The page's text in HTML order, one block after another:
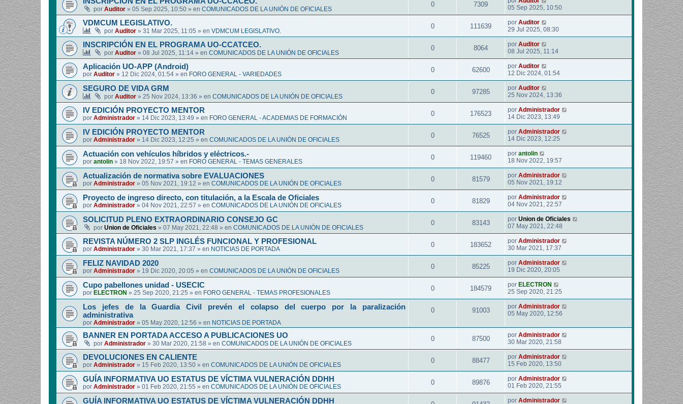
por Auditor » 05 Sep 2025, 10:50 » en COMUNICADOS DE LA UNIÓN DE OFICIALES
0 7309
05 Sep 2025, 10:50
VDMCUM LEGISLATIVO.
por Auditor » 31 Mar 2025, 11:05 » en VDMCUM LEGISLATIVO.
0 111639 por Auditor
29 Jul 2025, 08:30
INSCRIPCIÓN EN EL PROGRAMA UO-CCATCEO.
por Auditor » 08 Jul 2025, 11:14 » en COMUNICADOS DE LA UNIÓN DE OFICIALES
0 8064 por Auditor
08 Jul 2025, 11:14
Aplicación UO-APP (Android)
por Auditor » 12 Dic 2024, 01:54 » en FORO GENERAL - VARIEDADES
0 62600 por Auditor
12 Dic 2024, 01:54
SEGURO DE VIDA GRM
por Auditor » 25 Nov 2024, 13:36 » en COMUNICADOS DE LA UNIÓN DE OFICIALES
0 97285 por Auditor
25 Nov 2024, 13:36
IV EDICIÓN PROYECTO MENTOR
por Administrador » 14 Dic 2023, 13:49 » en FORO GENERAL - ACADEMIAS DE FORMACIÓN
0 176523 por Administrador
14 Dic 2023, 13:49
IV EDICIÓN PROYECTO MENTOR
por Administrador » 14 Dic 2023, 12:25 » en COMUNICADOS DE LA UNIÓN DE OFICIALES
0 76525 por Administrador
14 Dic 2023, 12:25
Actuación con vehículos híbridos y eléctricos.-
por antolin » 18 Nov 2022, 19:57 » en FORO GENERAL - TEMAS GENERALES
0 119460 por antolin
18 Nov 2022, 19:57
Actualización de normativa sobre EVALUACIONES
por Administrador » 05 Nov 2021, 19:12 » en COMUNICADOS DE LA UNIÓN DE OFICIALES
0 81579 por Administrador
05 Nov 2021, 19:12
Proyecto de ingreso directo, con titulación, a la Escala de Oficiales
por Administrador » 04 Nov 2021, 22:57 » en COMUNICADOS DE LA UNIÓN DE OFICIALES
0 81829 por Administrador
04 Nov 2021, 22:57
SOLICITUD PLENO EXTRAORDINARIO CONSEJO GC
por Union de Oficiales » 07 May 2021, 22:48 » en COMUNICADOS DE LA UNIÓN DE OFICIALES
0 83143 por Union de Oficiales
07 May 2021, 22:48
REVISTA NÚMERO 2 SLP INGLÉS FUNCIONAL Y PROFESIONAL
por Administrador » 30 Mar 2021, 17:37 » en NOTICIAS DE PORTADA
0 183652 por Administrador
30 Mar 2021, 17:37
FELIZ NAVIDAD 2020
por Administrador » 19 Dic 2020, 20:05 » en COMUNICADOS DE LA UNIÓN DE OFICIALES
0 85225 por Administrador
19 Dic 2020, 20:05
Cupo pabellones unidad - USECIC
por ELECTRON » 25 Sep 2020, 21:25 » en FORO GENERAL - TEMAS PROFESIONALES
0 184579 por ELECTRON
25 Sep 2020, 21:25
Los jefes de la Guardia Civil prevén el colapso del cuerpo por la paralización
administrativa
por Administrador » 05 May 2020, 12:56 » en NOTICIAS DE PORTADA
0 91003 por Administrador
05 May 2020, 12:56
BANNER EN PORTADA ACCESO A PUBLICACIONES UO
por Administrador » 30 Mar 2020, 21:58 » en COMUNICADOS DE LA UNIÓN DE OFICIALES
0 87500 por Administrador
30 Mar 2020, 21:58
DEVOLUCIONES EN CALIENTE
por Administrador » 15 Feb 2020, 13:50 » en COMUNICADOS DE LA UNIÓN DE OFICIALES
0 88477 por Administrador
15 Feb 2020, 13:50
GUÍA INFORMATIVA UO ESTATUS DE VÍCTIMA VULNERACIÓN DDHH
por Administrador » 01 Feb 2020, 21:55 » en COMUNICADOS DE LA UNIÓN DE OFICIALES
0 89876 por Administrador
01 Feb 2020, 21:55
GUÍA INFORMATIVA UO ESTATUS DE VÍCTIMA VULNERACIÓN DDHH por Administrador